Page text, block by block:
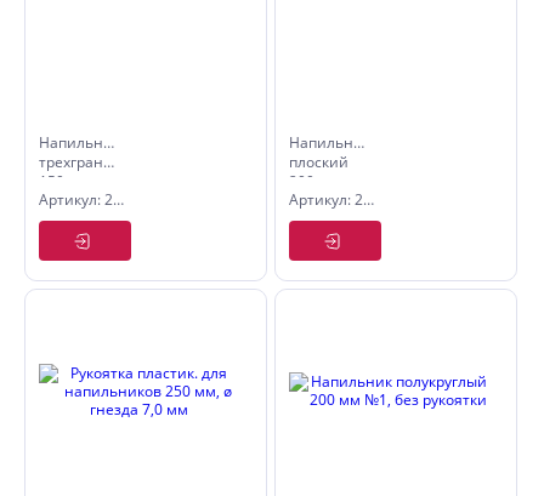
Напильник
трехгранный
150 мм
№3, без
рукоятки
Артикул: 2630213
Напильник
плоский
200 мм
№3, без
рукоятки
Артикул: 2630423